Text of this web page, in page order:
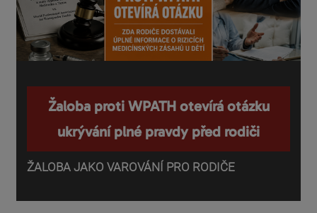
Žaloba proti WPATH otevírá otázku
ukrývání plné pravdy před rodiči
ŽALOBA JAKO VAROVÁNÍ PRO RODIČE